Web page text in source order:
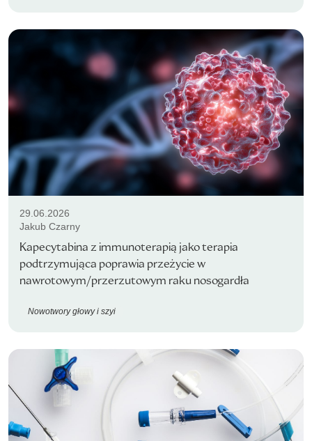
29.06.2026
Jakub Czarny
Kapecytabina z immunoterapią jako terapia
podtrzymująca poprawia przeżycie w
nawrotowym/przerzutowym raku nosogardła
Nowotwory głowy i szyi